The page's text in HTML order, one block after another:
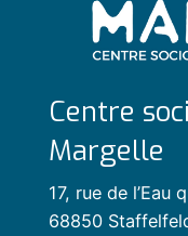
Centre
Margelle
17, rue de l’Eau
68850